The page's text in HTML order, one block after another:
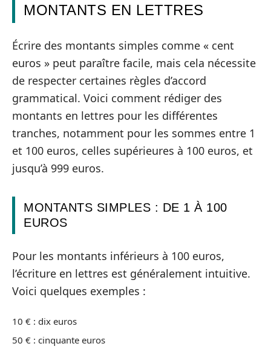
MONTANTS EN LETTRES
Écrire des montants simples comme « cent
euros » peut paraître facile, mais cela nécessite
de respecter certaines règles d’accord
grammatical. Voici comment rédiger des
montants en lettres pour les différentes
tranches, notamment pour les sommes entre 1
et 100 euros, celles supérieures à 100 euros, et
jusqu’à 999 euros.
MONTANTS SIMPLES : DE 1 À 100
EUROS
Pour les montants inférieurs à 100 euros,
l’écriture en lettres est généralement intuitive.
Voici quelques exemples :
10 € : dix euros
50 € : cinquante euros